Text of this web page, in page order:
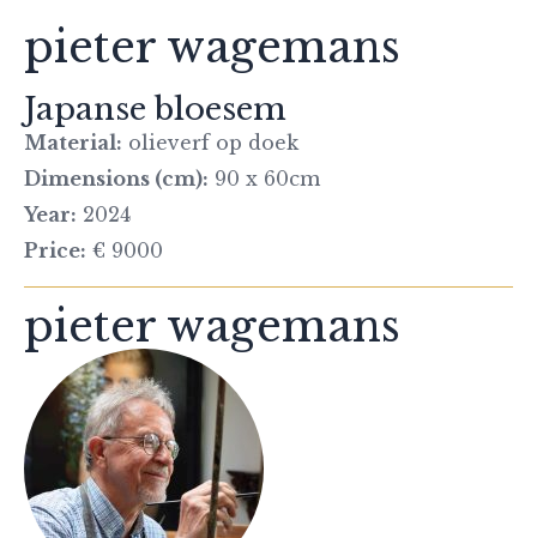
pieter wagemans
Japanse bloesem
Material: olieverf op doek
Dimensions (cm): 90 x 60cm
Year: 2024
Price: € 9000
pieter wagemans